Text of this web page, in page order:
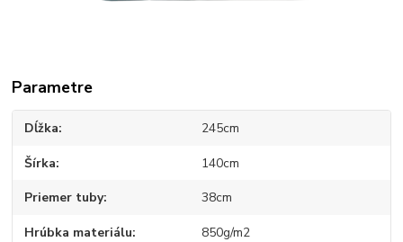
Parametre
Dĺžka 245cm
Šírka 140cm
Priemer tuby 38cm
Hrúbka materiálu 850g/m2